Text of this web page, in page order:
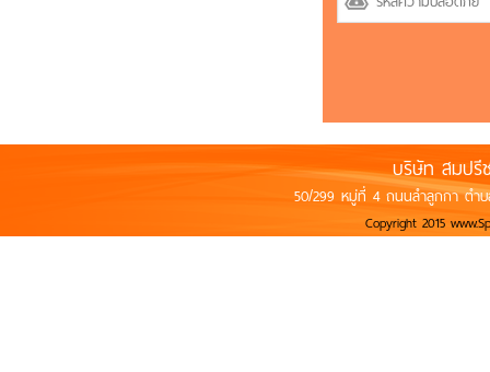
บริษัท สมปรี
50/299 หมู่ที่ 4 ถนนลำลูกกา ตำบ
Copyright 2015